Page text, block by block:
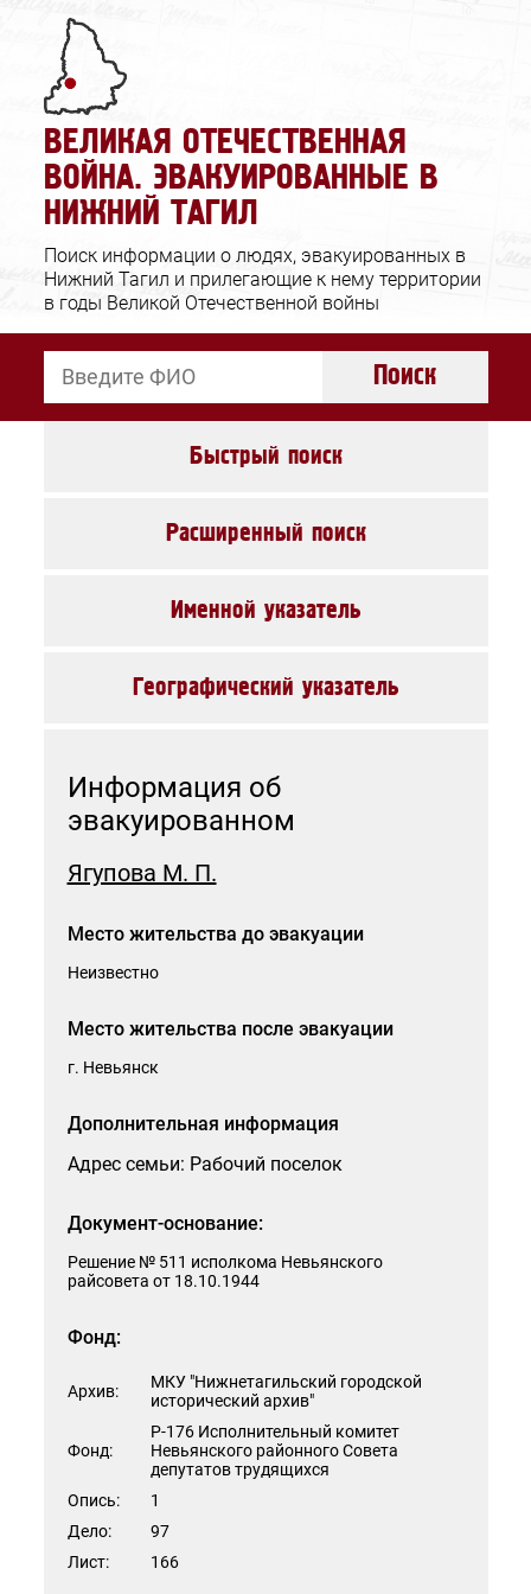
ВЕЛИКАЯ ОТЕЧЕСТВЕННАЯ
ВОЙНА. ЭВАКУИРОВАННЫЕ В
НИЖНИЙ ТАГИЛ
Поиск информации о людях, эвакуированных в
Нижний Тагил и прилегающие к нему территории
в годы Великой Отечественной войны
Поиск
Быстрый поиск
Расширенный поиск
Именной указатель
Географический указатель
Информация об
эвакуированном
Ягупова М. П.
Место жительства до эвакуации
Неизвестно
Место жительства после эвакуации
г. Невьянск
Дополнительная информация
Адрес семьи: Рабочий поселок
Документ-основание:
Решение № 511 исполкома Невьянского
райсовета от 18.10.1944
Фонд:
Архив:
МКУ "Нижнетагильский городской
исторический архив"
Фонд:
Р-176 Исполнительный комитет
Невьянского районного Совета
депутатов трудящихся
Опись:
1
Дело:
97
Лист:
166
Запрос в архив
Для исполнения запроса необходимо предоставить файлы-
личность и документ, подтверждающий родство с данным
человеком. При выборе категории граждан, для которых
льготы.
Я согласен на обработку моих персональных данных
Заявка принята
Спасибо за обращение!
Закрыть
Ошибка отправки
Проверьте корректность вводимых
данных и повторите попытку.